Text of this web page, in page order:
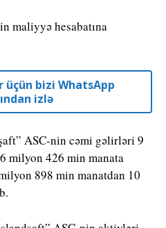
maliyyə hesabatına
üçün bizi WhatsApp
izlə
ASC-nin cəmi gəlirləri 9
milyon 426 min manata
898 min manatdan 10